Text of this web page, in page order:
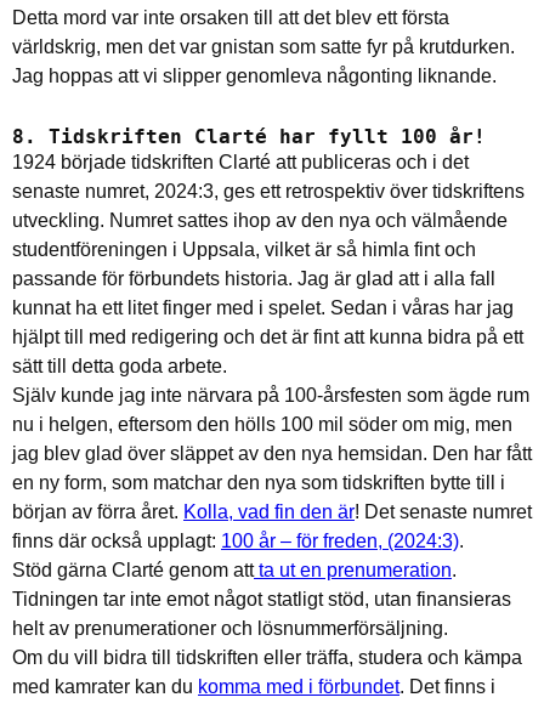
Detta mord var inte orsaken till att det blev ett första
världskrig, men det var gnistan som satte fyr på krutdurken.
Jag hoppas att vi slipper genomleva någonting liknande.
8. Tidskriften Clarté har fyllt 100 år!
1924 började tidskriften Clarté att publiceras och i det
senaste numret, 2024:3, ges ett retrospektiv över tidskriftens
utveckling. Numret sattes ihop av den nya och välmående
studentföreningen i Uppsala, vilket är så himla fint och
passande för förbundets historia. Jag är glad att i alla fall
kunnat ha ett litet finger med i spelet. Sedan i våras har jag
hjälpt till med redigering och det är fint att kunna bidra på ett
sätt till detta goda arbete.
Själv kunde jag inte närvara på 100-årsfesten som ägde rum
nu i helgen, eftersom den hölls 100 mil söder om mig, men
jag blev glad över släppet av den nya hemsidan. Den har fått
en ny form, som matchar den nya som tidskriften bytte till i
början av förra året. Kolla, vad fin den är! Det senaste numret
finns där också upplagt: 100 år – för freden, (2024:3).
Stöd gärna Clarté genom attta ut en prenumeration.
Tidningen tar inte emot något statligt stöd, utan finansieras
helt av prenumerationer och lösnummerförsäljning.
Om du vill bidra till tidskriften eller träffa, studera och kämpa
med kamrater kan du komma med i förbundet. Det finns i